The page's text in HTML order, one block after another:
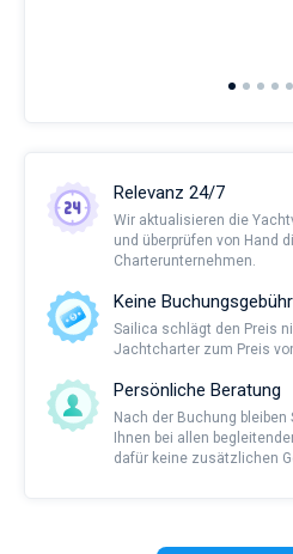
Relevanz 24/7
Wir aktualisieren die
und überprüfen von Hand
Charterunternehmen.
Keine Buchungsgebühr
Sailica schlägt den Preis
Jachtcharter zum Preis
Persönliche Beratung
Nach der Buchung
Ihnen bei allen
dafür keine zusätzlichen